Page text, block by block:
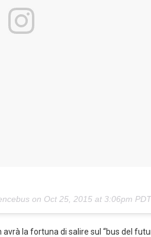
on Oct 25, 2015 at 3:06pm PDT
avrà la fortuna di salire sul “bus del